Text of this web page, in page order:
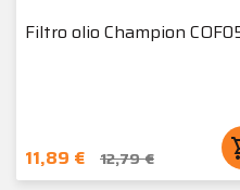
Filtro olio Champion
11,89 € 12,79 €